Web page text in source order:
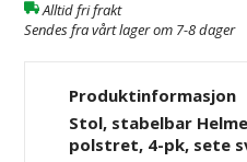
Alltid fri frakt
Sendes fra vårt lager om 7-8 dager
Produktinformasjon
Stol, stabelbar
polstret, 4-pk, sete